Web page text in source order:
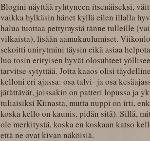
Blogini näyttää ryhtyneen itsenäiseksi,
vaikka hylkäsin hänet kyllä eilen illalla
halua tuottaa pettymystä tänne tulleille
vilkaista), lisään aamukuulumiset.
sekoitti unirytmini täysin eikä asiaa
luo tosin erityisen hyvät olosuhteet
tarvitse sytyttää. Jotta kaaos olisi
kelloni eri ajassa: osa talvi- ja osa
jätättävät, joissakin on patteri lopussa ja
tuliaisiksi Kiinasta, mutta nuppi on irti,
koska kello on kaunis, pidän sitä). Sillä,
ole merkitystä, koska en koskaan katso
että ne ovat kivan näköisiä.